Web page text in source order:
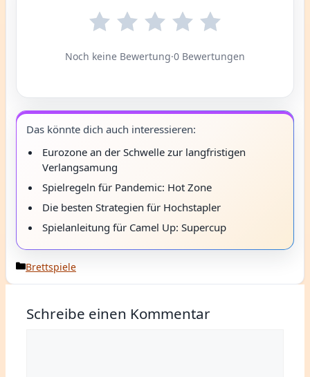
Noch keine Bewertung·0 Bewertungen
Das könnte dich auch interessieren:
Eurozone an der Schwelle zur langfristigen
Verlangsamung
Spielregeln für Pandemic: Hot Zone
Die besten Strategien für Hochstapler
Spielanleitung für Camel Up: Supercup
Kategorien
Brettspiele
Schreibe einen Kommentar